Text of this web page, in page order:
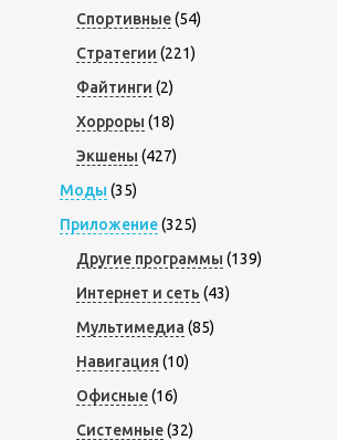
Спортивные(54)
Стратегии (221)
Файтинги (2)
Хорроры (18)
Экшены (427)
Моды (35)
Приложение(325)
Другие программы (139)
Интернет и сеть (43)
Мультимедиа (85)
Навигация (10)
Офисные(16)
Системные(32)